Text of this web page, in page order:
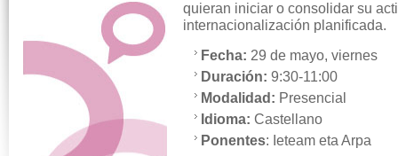
quieran iniciar o consolidar su
internacionalización planificada.
Fecha: 29 de mayo, viernes
Duración: 9:30-11:00
Modalidad: Presencial
Idioma: Castellano
Ponentes: Ieteam eta Arpa